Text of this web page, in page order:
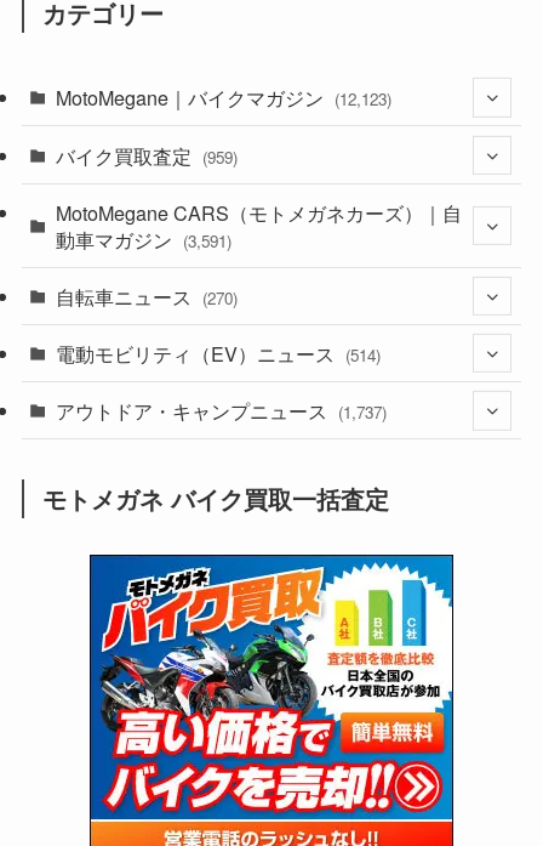
カテゴリー
MotoMegane｜バイクマガジン (12,123)
(44)
(1,240)
(637)
(118)
(60)
(31)
(51)
(34)
(5)
(12)
(63)
(109)
(251)
(38)
(24)
(16)
(25)
(24)
(46)
(15)
(5)
(249)
(64)
(16)
(62)
(4)
(6)
(17)
(5)
(306)
(6,953)
(2,473)
(249)
(1,226)
(12)
(131)
(38)
(131)
(167)
(85)
(21)
(61)
(171)
(98)
(13)
(60)
(274)
(171)
(38)
(47)
(59)
(66)
(16)
(141)
(254)
(204)
(1,138)
(166)
(23)
(33)
(34)
(35)
(41)
(415)
(16)
バイク買取査定 (959)
(352)
(1)
MotoMegane CARS（モトメガネカーズ）｜自
動車マガジン (3,591)
(184)
(137)
(72)
(2,734)
(126)
(170)
自転車ニュース (270)
(54)
(211)
電動モビリティ（EV）ニュース (514)
(132)
(171)
(118)
(27)
アウトドア・キャンプニュース (1,737)
(8)
(1,604)
(147)
(13)
(19)
(12)
(16)
モトメガネ バイク買取一括査定